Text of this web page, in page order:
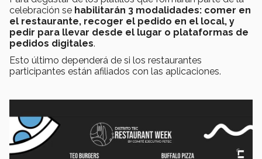
celebración se habilitarán 3 modalidades: comer en
el restaurante, recoger el pedido en el local, y
pedir para llevar desde el lugar o plataformas de
pedidos digitales.
Esto último dependerá de si los restaurantes
participantes están afiliados con las aplicaciones.